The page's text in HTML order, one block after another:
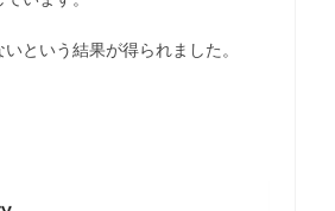
という結果が得られました。